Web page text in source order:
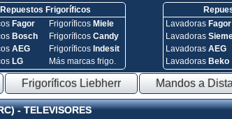
Repuestos Frigoríficos
Fagor
Bosch
AEG
LG
Frigoríficos Miele
FrigoríficosCandy
Frigoríficos Indesit
Más marcas frigo.
Lavadoras Fagor
Lavadoras
Lavadoras AEG
Lavadoras Beko
Frigoríficos Liebherr Mandos a
- TELEVISORES